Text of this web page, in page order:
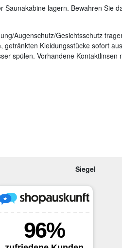
Saunakabine lagern. Bewahren Sie
Augenschutz/Gesichtsschutz
getränkten Kleidungsstücke sofort
spülen. Vorhandene Kontaktlinsen
Siegel